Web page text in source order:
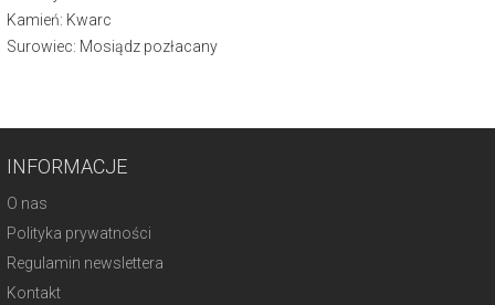
Kamień: Kwarc
Surowiec: Mosiądz pozłacany
INFORMACJE
O nas
Polityka prywatności
Regulamin newslettera
Kontakt